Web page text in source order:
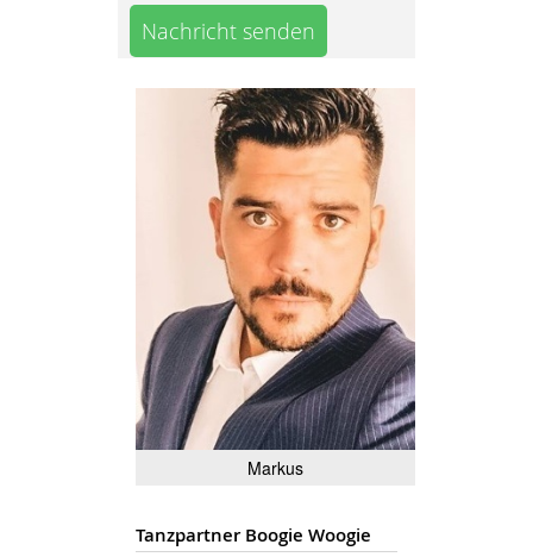
Nachricht senden
Markus
Tanzpartner Boogie Woogie